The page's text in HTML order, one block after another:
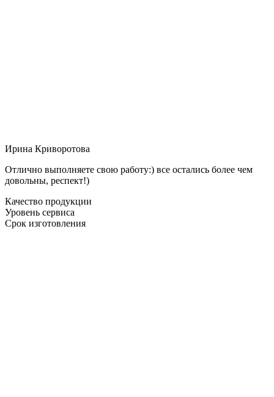
Ирина Криворотова
Отлично выполняете свою работу:) все остались более чем
довольны, респект!)
Качество продукции
Уровень сервиса
Срок изготовления